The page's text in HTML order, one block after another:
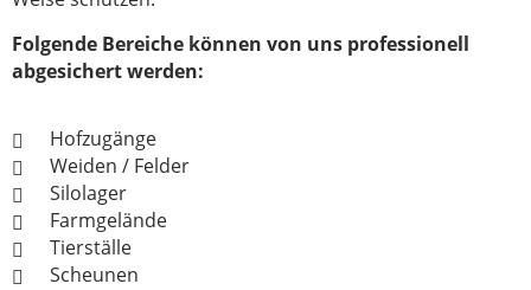
Folgende Bereiche können von uns professionell
abgesichert werden:
Hofzugänge
Weiden / Felder
Silolager
Farmgelände
Tierställe
Scheunen